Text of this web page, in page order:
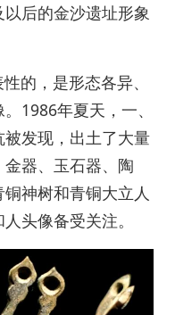
后的金沙遗址形象
的，是形态各异、
1986年夏天，一、
发现，出土了大量
器、玉石器、陶
神树和青铜大立人
头像备受关注。